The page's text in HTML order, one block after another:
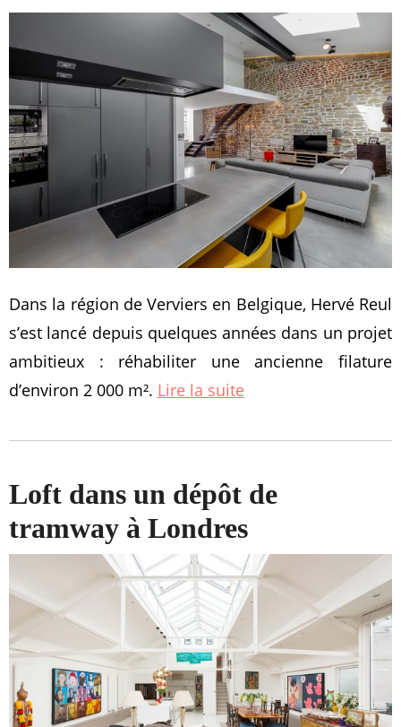
Dans la région de Verviers en Belgique, Hervé Reul
s’est lancé depuis quelques années dans un projet
ambitieux : réhabiliter une ancienne filature
d’environ 2 000 m². Lire la suite
Loft dans un dépôt de
tramway à Londres